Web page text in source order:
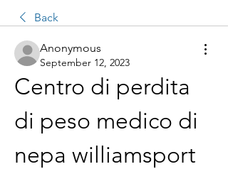
Back
Anonymous
September 12, 2023
Centro di perdita
di peso medico di
nepa williamsport